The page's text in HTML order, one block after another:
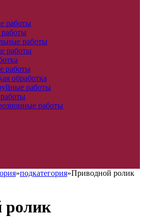
работы
работы
работы
работы
обработка
работы
работы
»подкатегория»Приводной ролик
ролик